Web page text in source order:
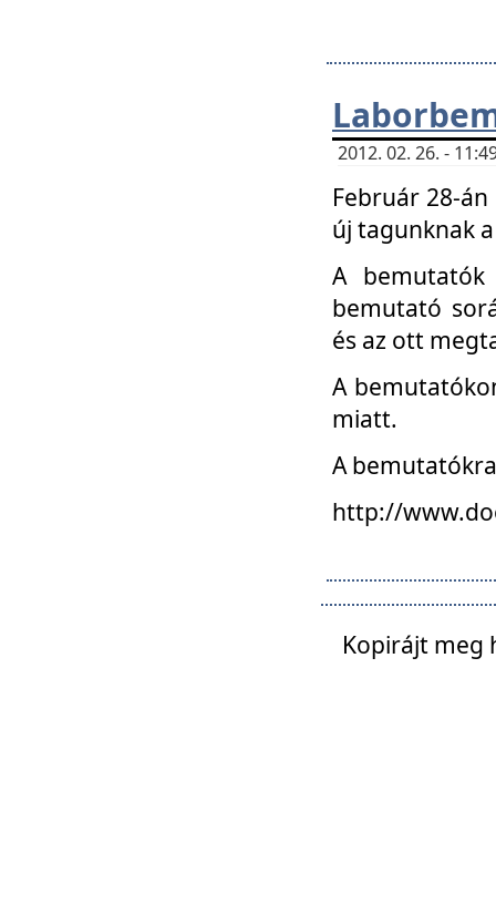
2012. 02. 26. -
Február 28-
új tagunknak
A
bemutató
és az ott
A
miatt.
A
http://
Kopirájt meg